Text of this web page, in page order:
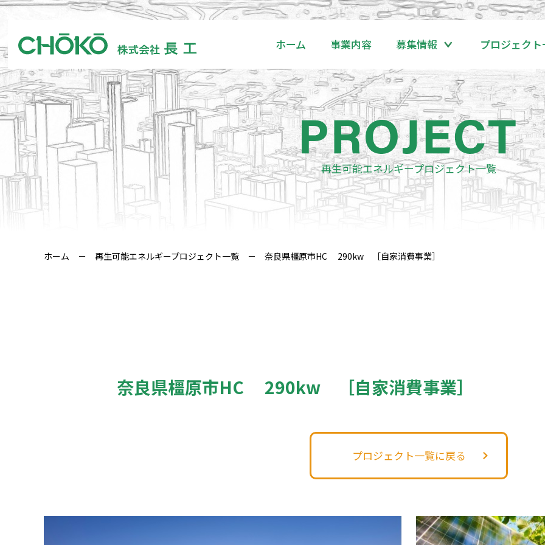
ホーム 事業内容 募集情報 プロジェク
再生可能エネルギープロジェクト一覧
ホーム － 再生可能エネルギープロジェクト一覧 － 奈良県橿原市HC 290kw ［自家消費事業］
奈良県橿原市HC 290kw ［自家消費事業］
プロジェクト一覧に戻る